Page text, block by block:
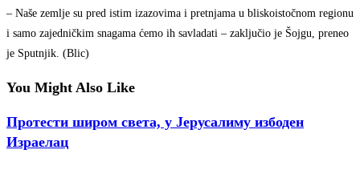
– Naše zemlje su pred istim izazovima i pretnjama u bliskoistočnom regionu
i samo zajedničkim snagama ćemo ih savladati – zaključio je Šojgu, preneo
je Sputnjik. (Blic)
You Might Also Like
Протести широм света, у Јерусалиму избоден
Израелац